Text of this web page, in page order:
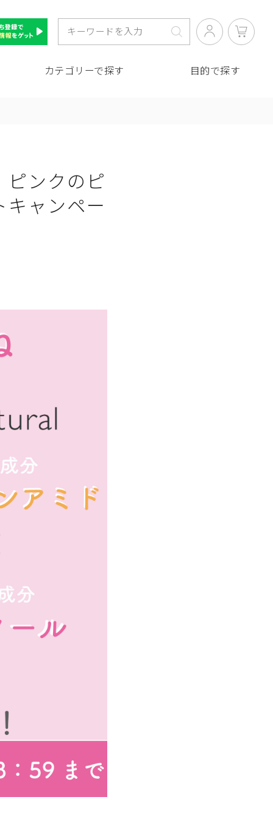
カテゴリーで探す 目的で探す
ピンクのピ
ャンペー